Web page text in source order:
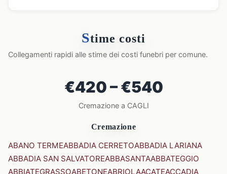
Stime costi
Collegamenti rapidi alle stime dei costi funebri per comune.
€420 – €540
Cremazione a CAGLI
Cremazione
ABANO TERMEABBADIA CERRETOABBADIA LARIANA
ABBADIA SAN SALVATOREABBASANTAABBATEGGIO
ABBIATEGRASSOABETONEABRIOLAACATEACCADIA